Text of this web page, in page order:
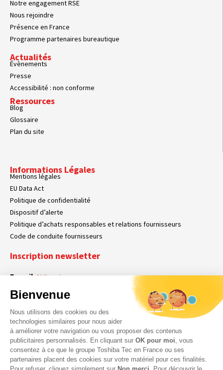
Notre engagement RSE
Nous rejoindre
Présence en France
Programme partenaires bureautique
Actualités
Évènements
Presse
Accessibilité : non conforme
Ressources
Blog
Glossaire
Plan du site
Informations Légales
Mentions légales
EU Data Act
Politique de confidentialité
Dispositif d’alerte
Politique d’achats responsables et relations fournisseurs
Code de conduite fournisseurs
Inscription newsletter
E-mailObligatoire
RGPD
Obligatoire
En cochant cette case, vous acceptez que Toshiba Tec France collecte vos
données personnelles. Pour plus d’informations sur notre politique en matière
de données personnelles,cliquez ici.Obligatoire
Bienvenue
Nous utilisons des cookies ou des
technologies similaires pour nous aider
à améliorer votre navigation ou vous proposer des contenus
publicitaires personnalisés. En cliquant sur OK pour moi , vous
consentez à ce que le groupe Toshiba Tec en France ou ses
partenaires placent des cookies sur votre matériel pour ces finalités.
Pour refuser, cliquez simplement sur Non merci. Pour découvrir le